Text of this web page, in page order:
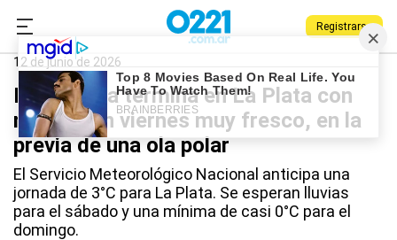
Registrarse
0221.com.ar
La Plata
12 de junio de 2026
La semana termina en La Plata con
niebla y un viernes muy fresco, en la
previa de una ola polar
El Servicio Meteorológico Nacional anticipa una
jornada de 3°C para La Plata. Se esperan lluvias
para el sábado y una mínima de casi 0°C para el
domingo.